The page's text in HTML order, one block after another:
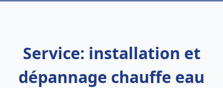
Service: installation et
dépannage chauffe eau